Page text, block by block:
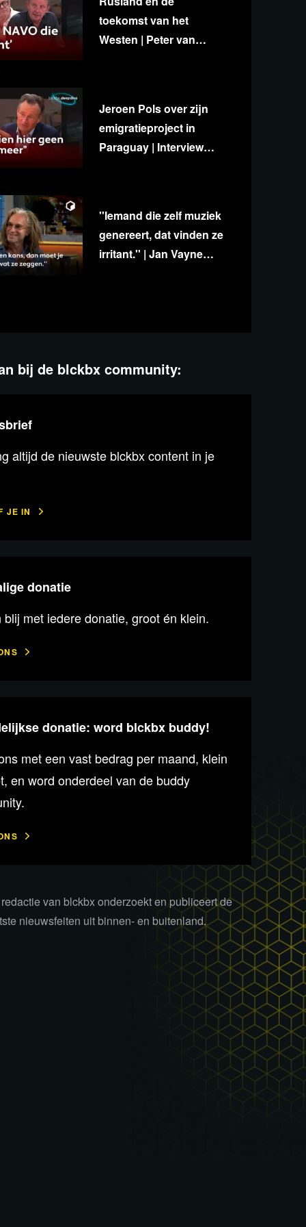
toekomst van het
Westen | Peter van
Jeroen Pols over zijn
emigratieproject in
Paraguay | Interview
''Iemand die zelf muziek
genereert, dat vinden ze
irritant.'' | Jan Vayne
bij de blckbx community:
altijd de nieuwste blckbx content in je
JE IN
donatie
blij met iedere donatie, groot én klein.
donatie: word blckbx buddy!
met een vast bedrag per maand, klein
en word onderdeel van de buddy
van blckbx onderzoekt en publiceert de
nieuwsfeiten uit binnen- en buitenland.